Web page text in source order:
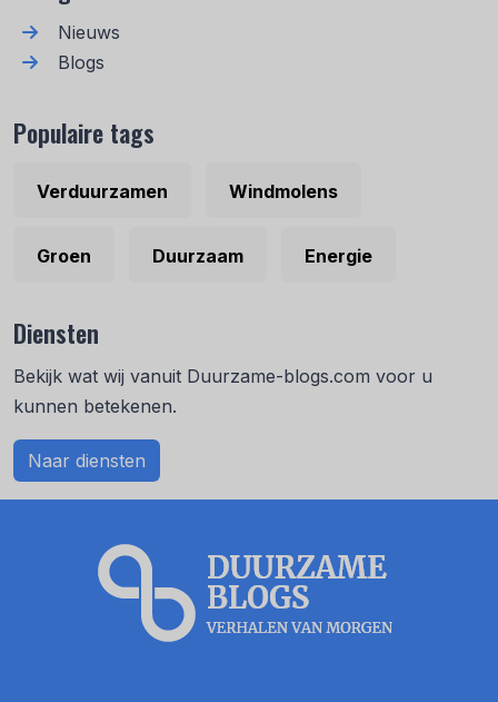
Nieuws
Blogs
Populaire tags
Verduurzamen Windmolens
Groen Duurzaam Energie
Diensten
Bekijk wat wij vanuit Duurzame-blogs.com voor u
kunnen betekenen.
Naar diensten